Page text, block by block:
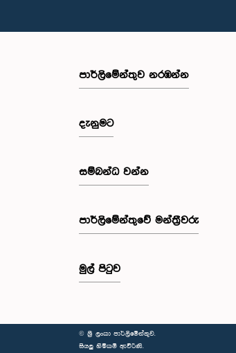
පාර්ලි‌මේන්තුව නරඹන්න
දැනුමට
සම්බන්ධ වන්න
පාර්ලි‌මේන්තුවේ මන්ත්‍රීවරු
මුල් පිටුව
© ශ්‍රී ලංකා පාර්ලි‌මේන්තුව.
සියලු හිමිකම් ඇවිරිණි.